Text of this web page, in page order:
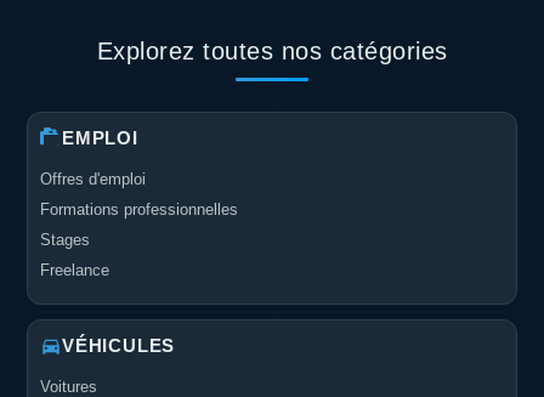
Explorez toutes nos catégories
EMPLOI
Offres d'emploi
Formations professionnelles
Stages
Freelance
VÉHICULES
Voitures